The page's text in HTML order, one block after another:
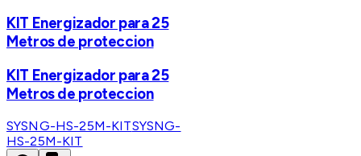
KIT Energizador para 25
Metros de proteccion
KIT Energizador para 25
Metros de proteccion
SYSNG-HS-25M-KITSYSNG-
HS-25M-KIT